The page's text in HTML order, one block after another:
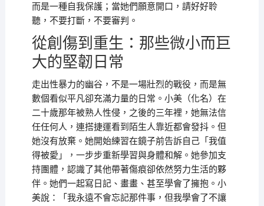
而是一種自我保護；當她們願意開口，請好好聆
聽，不要打斷，不要審判。
從創傷到重生：那些微小而巨
大的堅韌日常
走出性暴力的幽谷，不是一場壯烈的戰役，而是無
數個看似平凡卻充滿力量的日常。小美（化名）在
二十歲那年被熟人性侵，之後的三年裡，她無法信
任任何人，連搭捷運看到陌生人靠近都會發抖。但
她沒有放棄。她開始練習在鏡子前告訴自己「我值
得被愛」，一步步重新學習與身體和解。她參加支
持團體，認識了其他帶著傷痕卻依然努力生活的夥
伴。她們一起寫日記、畫畫、甚至學會了擁抱。小
美說：「我永遠不會忘記那件事，但我學會了不讓